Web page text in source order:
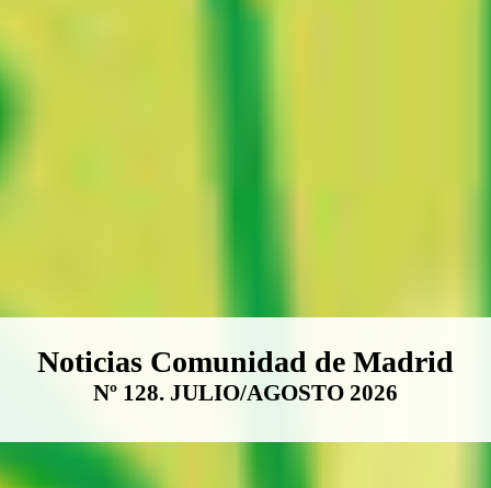
Boletín Noticias Comunidad de
Noticias Comunidad de Madrid
Nº 128. JULIO/AGOSTO 2026